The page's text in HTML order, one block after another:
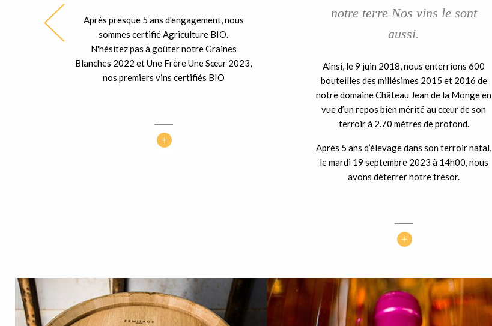
Après presque 5 ans d'engagement, nous
sommes certifié Agriculture BIO.
N'hésitez pas à goûter notre Graines
Blanches 2022 et Une Frère Une Sœur 2023,
nos premiers vins certifiés BIO
notre terre Nos vins le sont
aussi.
Ainsi, le 9 juin 2018, nous enterrions 600
bouteilles des millésimes 2015 et 2016 de
notre domaine Château Jean de la Monge en
vue d’un repos bien mérité au cœur de son
terroir à 2.70 mètres de profond.
Après 5 ans d’élevage dans son terroir natal,
le mardi 19 septembre 2023 à 14h00, nous
avons déterrer notre trésor.